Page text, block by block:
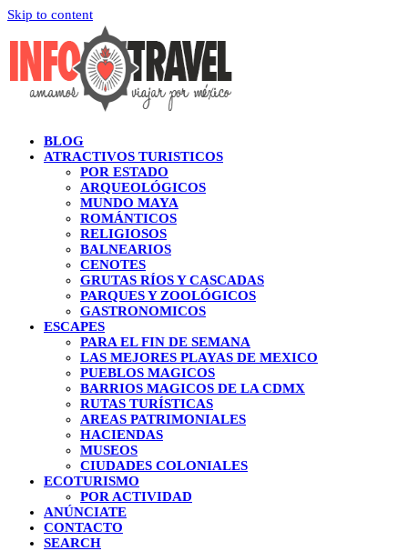
Skip to content
BLOG
ATRACTIVOS TURISTICOS
POR ESTADO
ARQUEOLÓGICOS
MUNDO MAYA
ROMÁNTICOS
RELIGIOSOS
BALNEARIOS
CENOTES
GRUTAS RÍOS Y CASCADAS
PARQUES Y ZOOLÓGICOS
GASTRONOMICOS
ESCAPES
PARA EL FIN DE SEMANA
LAS MEJORES PLAYAS DE MEXICO
PUEBLOS MAGICOS
BARRIOS MAGICOS DE LA CDMX
RUTAS TURÍSTICAS
AREAS PATRIMONIALES
HACIENDAS
MUSEOS
CIUDADES COLONIALES
ECOTURISMO
POR ACTIVIDAD
ANÚNCIATE
CONTACTO
SEARCH